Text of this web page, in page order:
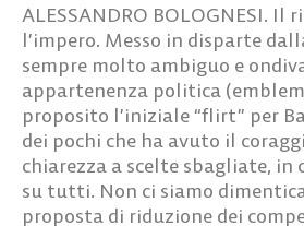
ALESSANDRO BOLOGNESI. Il
l’impero. Messo in disparte
sempre molto ambiguo e
appartenenza politica
proposito l’iniziale “flirt” per
dei pochi che ha avuto il
chiarezza a scelte sbagliate, in
su tutti. Non ci siamo
proposta di riduzione dei